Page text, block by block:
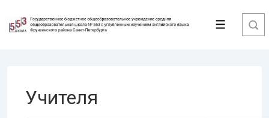
Перейти
Меню
Учителя